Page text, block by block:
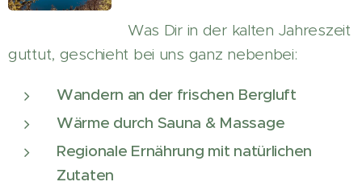
Was Dir in der kalten Jahreszeit
guttut, geschieht bei uns ganz nebenbei:
Wandern an der frischen Bergluft
Wärme durch Sauna & Massage
Regionale Ernährung mit natürlichen
Zutaten